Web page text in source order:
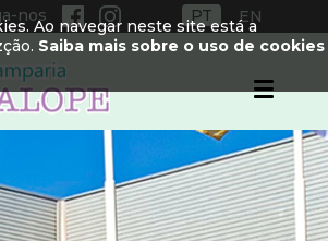
nos PT EN
Ao navegar neste site está a
Saiba mais sobre o uso de cookies